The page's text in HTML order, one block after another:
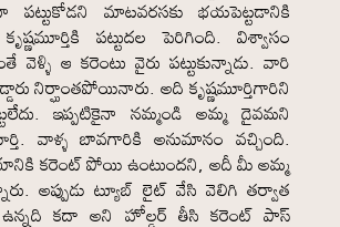
పట్టుకోడని మాటవరసకు భయపెట్టడానికి
పట్టుదల పెరిగింది. విశ్వాసం
వెళ్ళి ఆ కరెంటు వైరు పట్టుకున్నాడు. వారి
నిర్ఘాంతపోయినారు. అది కృష్ణమూర్తిగారిని
ఇప్పటికైనా నమ్మండి అమ్మ దైవమని
వాళ్ళ బావగారికి అనుమానం వచ్చింది.
కరెంట్ పోయి ఉంటుందని, అదీ మీ అమ్మ
అప్పుడు ట్యూబ్ లైట్ వేసి వెలిగి తర్వాత
ఉన్నది కదా అని హోల్డర్ తీసి కరెంట్ పాస్